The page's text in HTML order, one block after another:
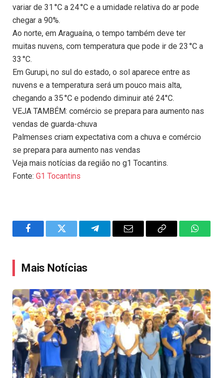
variar de 31 °C a 24 °C e a umidade relativa do ar pode
chegar a 90%.
Ao norte, em Araguaína, o tempo também deve ter
muitas nuvens, com temperatura que pode ir de 23 °C a
33 °C.
Em Gurupi, no sul do estado, o sol aparece entre as
nuvens e a temperatura será um pouco mais alta,
chegando a 35 °C e podendo diminuir até 24°C.
VEJA TAMBÉM: comércio se prepara para aumento nas
vendas de guarda-chuva
Palmenses criam expectativa com a chuva e comércio
se prepara para aumento nas vendas
Veja mais notícias da região no g1 Tocantins.
Fonte: G1 Tocantins
FacebookTwitter TelegramEmail
Copy
Mais Notícias